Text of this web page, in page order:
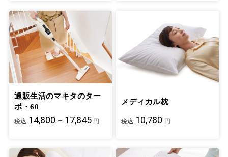
通販生活のマキタのター
ボ・60
税込 14,800－17,845 円
メディカル枕
税込 10,780 円